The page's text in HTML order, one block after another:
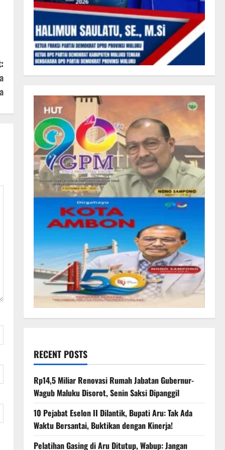
RECENT POSTS
Rp14,5 Miliar Renovasi Rumah Jabatan Gubernur-
Wagub Maluku Disorot, Senin Saksi Dipanggil
10 Pejabat Eselon II Dilantik, Bupati Aru: Tak Ada
Waktu Bersantai, Buktikan dengan Kinerja!
Pelatihan Gasing di Aru Ditutup, Wabup: Jangan